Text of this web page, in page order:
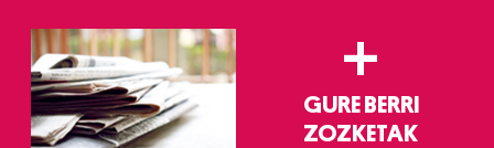
+
GURE BERRI
ZOZKETAK